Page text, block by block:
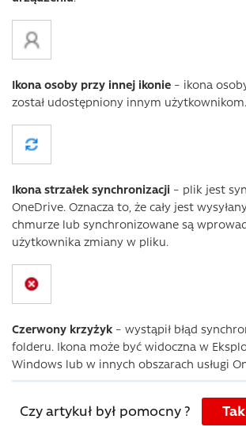
Ikona osoby przy innej ikonie – ikona
został udostępniony innym użytkownikom.
Ikona strzałek synchronizacji – plik jest
OneDrive. Oznacza to, że cały jest
chmurze lub synchronizowane są
użytkownika zmiany w pliku.
Czerwony krzyżyk – wystąpił błąd
folderu. Ikona może być widoczna w
Windows lub w innych obszarach usługi
Czy artykuł był pomocny ? Tak